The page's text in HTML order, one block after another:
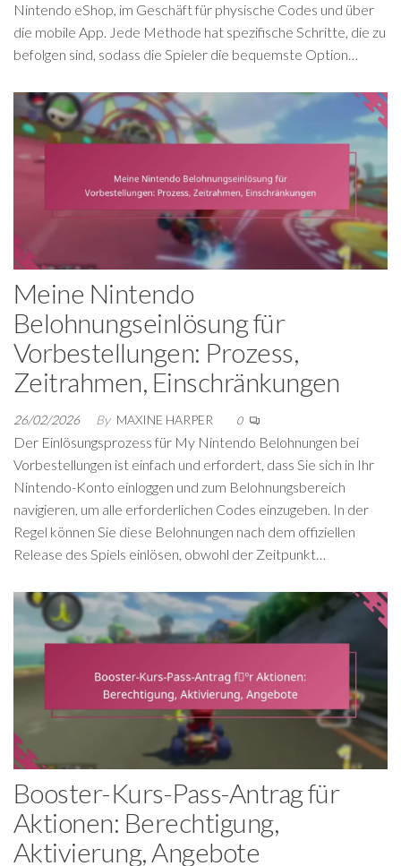
Nintendo eShop, im Geschäft für physische Codes und über
die mobile App. Jede Methode hat spezifische Schritte, die zu
befolgen sind, sodass die Spieler die bequemste Option…
Meine Nintendo
Belohnungseinlösung für
Vorbestellungen: Prozess,
Zeitrahmen, Einschränkungen
26/02/2026 By MAXINE HARPER 0
Der Einlösungsprozess für My Nintendo Belohnungen bei
Vorbestellungen ist einfach und erfordert, dass Sie sich in Ihr
Nintendo-Konto einloggen und zum Belohnungsbereich
navigieren, um alle erforderlichen Codes einzugeben. In der
Regel können Sie diese Belohnungen nach dem offiziellen
Release des Spiels einlösen, obwohl der Zeitpunkt…
Booster-Kurs-Pass-Antrag für
Aktionen: Berechtigung,
Aktivierung, Angebote